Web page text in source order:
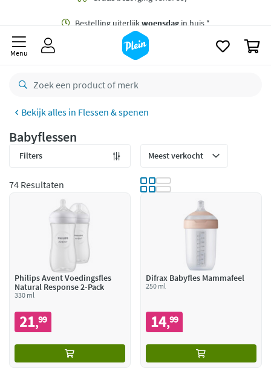
Bestelling uiterlijkwoensdag
retourneren
CO2 neutraal
Menu
Flessen & spenen
Babyflessen
Filters
74 Resultaten
Philips Avent Voedingsfles
Natural Response 2-Pack
330 ml
21,99
Difrax Babyfles Mammafeel
250 ml
14,99